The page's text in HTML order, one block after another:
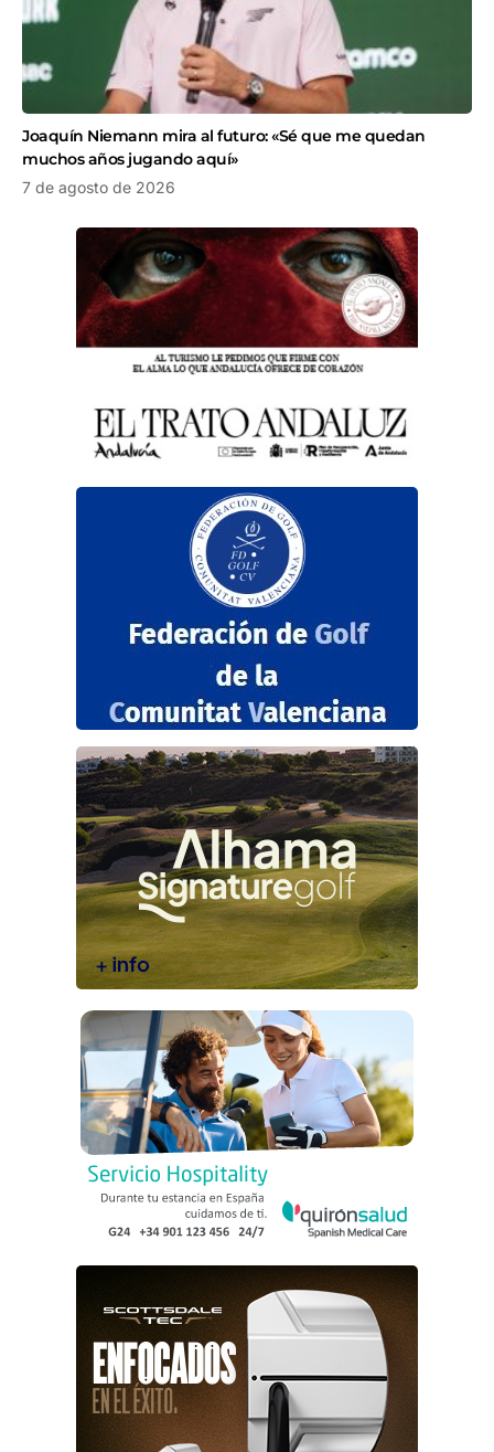
Joaquín Niemann mira al futuro: «Sé que me quedan
muchos años jugando aquí»
7 de agosto de 2026